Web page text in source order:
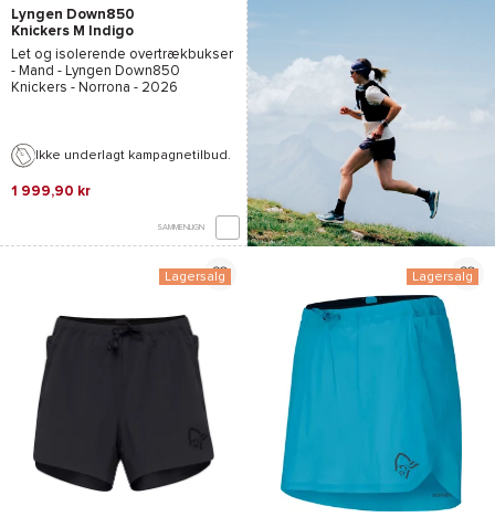
Lyngen Down850
Knickers M Indigo
Night
Let og isolerende overtrækbukser
- Mand - Lyngen Down850
Knickers - Norrona - 2026
Ikke underlagt kampagnetilbud.
1 999,90 kr
SAMMENLIGN
Lagersalg Lagersalg